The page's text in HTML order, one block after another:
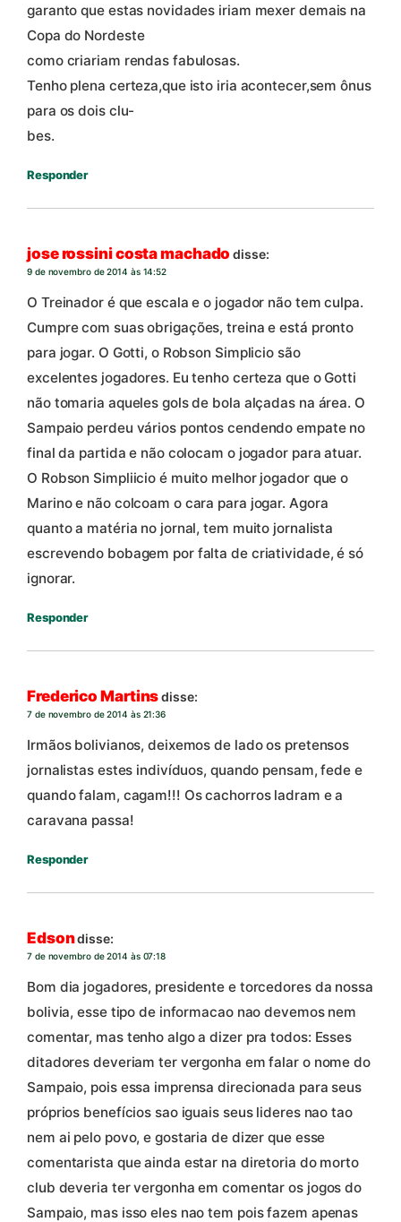
garanto que estas novidades iriam mexer demais na
Copa do Nordeste
como criariam rendas fabulosas.
Tenho plena certeza,que isto iria acontecer,sem ônus
para os dois clu-
bes.
Responder
jose rossini costa machado disse:
9 de novembro de 2014 às 14:52
O Treinador é que escala e o jogador não tem culpa.
Cumpre com suas obrigações, treina e está pronto
para jogar. O Gotti, o Robson Simplicio são
excelentes jogadores. Eu tenho certeza que o Gotti
não tomaria aqueles gols de bola alçadas na área. O
Sampaio perdeu vários pontos cendendo empate no
final da partida e não colocam o jogador para atuar.
O Robson Simpliicio é muito melhor jogador que o
Marino e não colcoam o cara para jogar. Agora
quanto a matéria no jornal, tem muito jornalista
escrevendo bobagem por falta de criatividade, é só
ignorar.
Responder
Frederico Martinsdisse:
7 de novembro de 2014 às 21:36
Irmãos bolivianos, deixemos de lado os pretensos
jornalistas estes indivíduos, quando pensam, fede e
quando falam, cagam!!! Os cachorros ladram e a
caravana passa!
Responder
Edsondisse:
7 de novembro de 2014 às 07:18
Bom dia jogadores, presidente e torcedores da nossa
bolivia, esse tipo de informacao nao devemos nem
comentar, mas tenho algo a dizer pra todos: Esses
ditadores deveriam ter vergonha em falar o nome do
Sampaio, pois essa imprensa direcionada para seus
próprios benefícios sao iguais seus lideres nao tao
nem ai pelo povo, e gostaria de dizer que esse
comentarista que ainda estar na diretoria do morto
club deveria ter vergonha em comentar os jogos do
Sampaio, mas isso eles nao tem pois fazem apenas